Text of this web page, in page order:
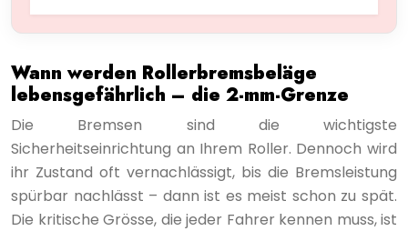
Wann werden Rollerbremsbeläge
lebensgefährlich – die 2-mm-Grenze
Die Bremsen sind die wichtigste
Sicherheitseinrichtung an Ihrem Roller. Dennoch wird
ihr Zustand oft vernachlässigt, bis die Bremsleistung
spürbar nachlässt – dann ist es meist schon zu spät.
Die kritische Grösse, die jeder Fahrer kennen muss, ist